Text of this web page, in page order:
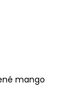
mango